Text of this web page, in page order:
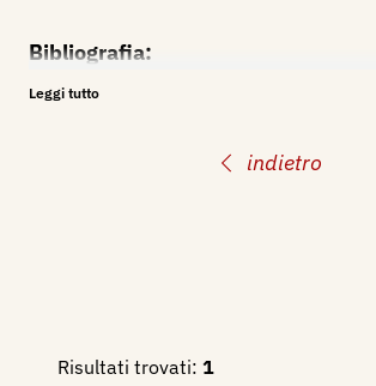
indietro
Bibliografia:
1883 - H. De H., Le oche del
illustrato della Esposizione di Belle
Nazionale pei Paesaggi e
Leggi tutto
Risultati trovati: 1